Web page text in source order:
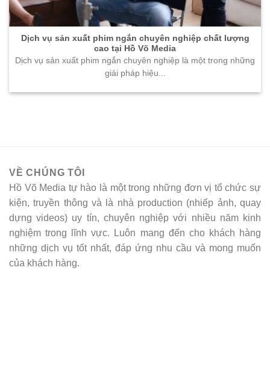
Dịch vụ sản xuất phim ngắn chuyên nghiệp chất lượng
cao tại Hồ Võ Media
Dịch vụ sản xuất phim ngắn chuyên nghiệp là một trong những
giải pháp hiệu...
VỀ CHÚNG TÔI
Hồ Võ Media tự hào là một trong những đơn vị tổ chức sự
kiện, truyền thông và là nhà production (nhiếp ảnh, quay
dựng videos) uy tín, chuyên nghiệp với nhiều năm kinh
nghiệm trong lĩnh vực. Luôn mang đến cho khách hàng
những dịch vụ tốt nhất, đáp ứng nhu cầu và mong muốn
của khách hàng.